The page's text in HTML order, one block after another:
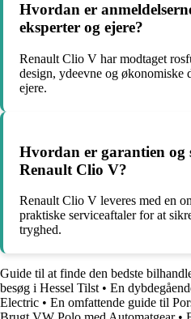
Hvordan er
eksperter og ejere?
Renault Clio V har modtaget
design, ydeevne og økonomiske
ejere.
Hvordan er garantien og
Renault Clio V?
Renault Clio V leveres med en
praktiske serviceaftaler for at
tryghed.
Guide til at finde den bedste
besøg i Hessel Tilst • En
Electric • En omfattende guide til